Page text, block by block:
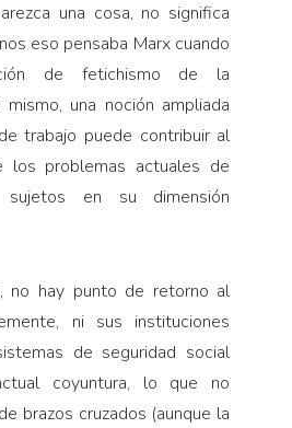
una cosa, no significa
eso pensaba Marx cuando
de fetichismo de la
una noción ampliada
trabajo puede contribuir al
los problemas actuales de
sujetos en su dimensión
no hay punto de retorno al
ni sus instituciones
de seguridad social
coyuntura, lo que no
brazos cruzados (aunque la